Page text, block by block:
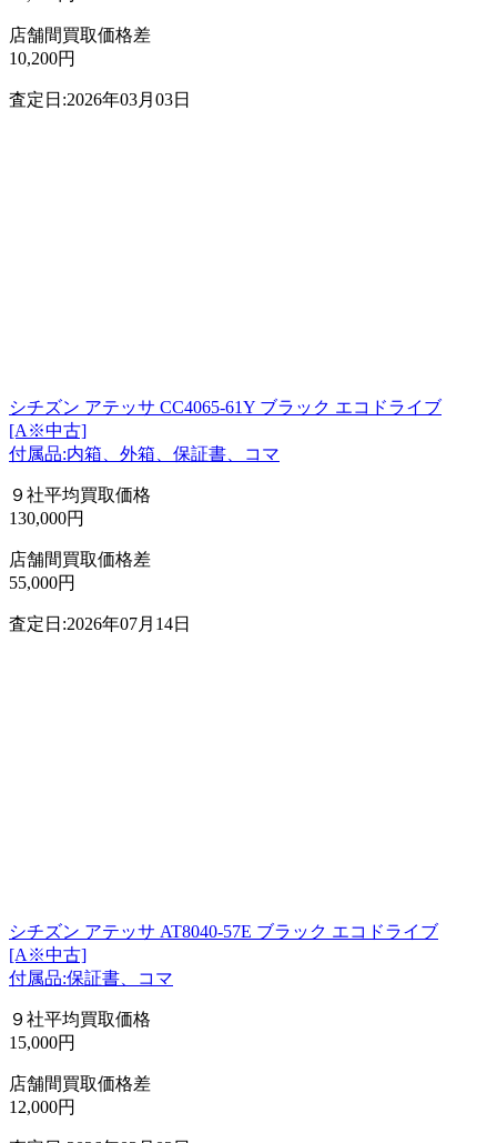
店舗間買取価格差
10,200円
査定日:2026年03月03日
シチズン アテッサ CC4065-61Y ブラック エコドライブ
[A※中古]
付属品:内箱、外箱、保証書、コマ
９社平均買取価格
130,000円
店舗間買取価格差
55,000円
査定日:2026年07月14日
シチズン アテッサ AT8040-57E ブラック エコドライブ
[A※中古]
付属品:保証書、コマ
９社平均買取価格
15,000円
店舗間買取価格差
12,000円